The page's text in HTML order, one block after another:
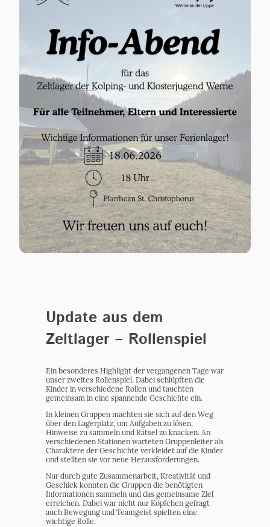
Update aus dem
Zeltlager – Rollenspiel
Ein besonderes Highlight der vergangenen Tage war
unser zweites Rollenspiel. Dabei schlüpften die
Kinder in verschiedene Rollen und tauchten
gemeinsam in eine spannende Geschichte ein.
In kleinen Gruppen machten sie sich auf den Weg
über den Lagerplatz, um Aufgaben zu lösen,
Hinweise zu sammeln und Rätsel zu knacken. An
verschiedenen Stationen warteten Gruppenleiter als
Charaktere der Geschichte verkleidet auf die Kinder
und stellten sie vor neue Herausforderungen.
Nur durch gute Zusammenarbeit, Kreativität und
Geschick konnten die Gruppen die benötigten
Informationen sammeln und das gemeinsame Ziel
erreichen. Dabei war nicht nur Köpfchen gefragt
auch Bewegung und Teamgeist spielten eine
wichtige Rolle.